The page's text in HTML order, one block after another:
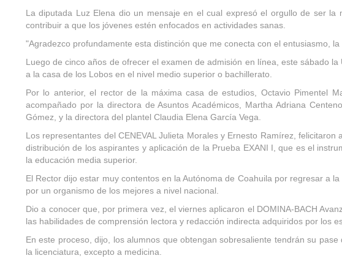
La diputada Luz Elena dio un mensaje en el cual expresó el orgullo de ser
contribuir a que los jóvenes estén enfocados en actividades sanas.
"Agradezco profundamente esta distinción que me conecta con el entusiasmo,
Luego de cinco años de ofrecer el examen de admisión en línea, este sábado
a la casa de los Lobos en el nivel medio superior o bachillerato.
Por lo anterior, el rector de la máxima casa de estudios, Octavio Pimentel
acompañado por la directora de Asuntos Académicos, Martha Adriana
Gómez, y la directora del plantel Claudia Elena García Vega.
Los representantes del CENEVAL Julieta Morales y Ernesto Ramírez,
distribución de los aspirantes y aplicación de la Prueba EXANI I, que es el
la educación media superior.
El Rector dijo estar muy contentos en la Autónoma de Coahuila por regresar a
por un organismo de los mejores a nivel nacional.
Dio a conocer que, por primera vez, el viernes aplicaron el DOMINA-BACH
las habilidades de comprensión lectora y redacción indirecta adquiridos por los
En este proceso, dijo, los alumnos que obtengan sobresaliente tendrán su
la licenciatura, excepto a medicina.